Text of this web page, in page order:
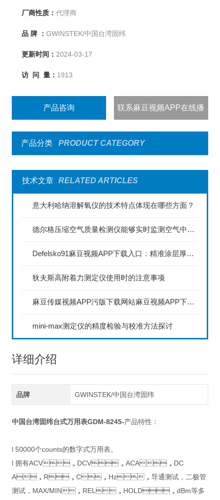
厂商性质： 代理商
品 牌 ： GWINSTEK/中国台湾固纬
更新时间： 2024-03-17
访 问 量： 1913
产品咨询 联系麻豆视频APP在线播
出
产品分类
PRODUCT CATEGORY
技术文章 RELATED ARTICLES
意大利哈纳溶解氧仪的技术特点体现在哪些方面？
德尔格压缩空气质量检测仪能够实时监测空气中的污染物浓度
Defelsko91麻豆视频APP下载入口：精准涂层厚度检测的利器
狄夫斯高附着力测定仪使用时的注意事项
麻豆传媒视频APP污版下载网站麻豆视频APP下载IOS具备数据存储和传输功能
mini-max测定仪的精度检验与校准方法探讨
详细介绍
品牌 GWINSTEK/中国台湾固纬
中国台湾固纬台式万用表GDM-8245-产品特性：
l 50000个counts的数字式万用表。
l 拥有ACV，DCV，ACA，DC
A，R，C，Hz，导通测试，二极管
测试，MAX/MIN，REL，HOLD，dBm等多